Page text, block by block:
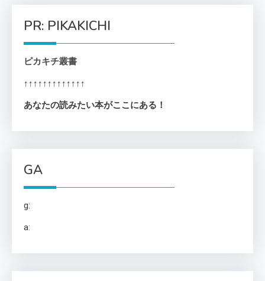
PR: PIKAKICHI
ピカキチ叢書
↑↑↑↑↑↑↑↑↑↑↑↑↑
あなたの読みたい本がここにある！
GA
g:
a: